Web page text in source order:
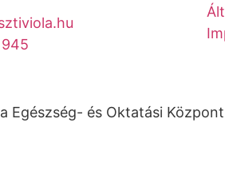
Egészség- és Oktatási